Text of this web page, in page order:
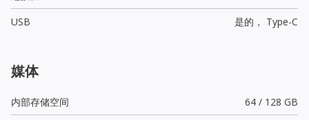
USB
是的， Type-C
媒体
内部存储空间
64 / 128 GB